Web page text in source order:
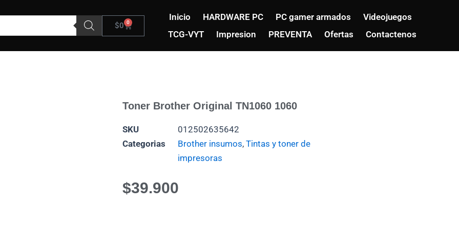
$0 0
Carrito
Inicio HARDWARE PC PC gamer armados
Videojuegos
TCG-VYT
Impresion PREVENTA Ofertas Contactenos
Toner Brother Original TN1060 1060
SKU
012502635642
Categorias
Brother insumos, Tintas y toner de
impresoras
$39.900